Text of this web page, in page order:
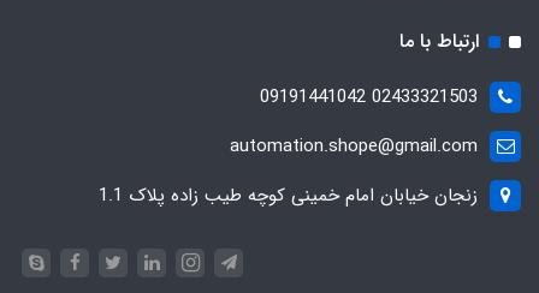
ارتباط با ما
02433321503 09191441042
automation.shope@gmail.com
زنجان خیابان امام خمینی کوچه طیب زاده پلاک 1.1